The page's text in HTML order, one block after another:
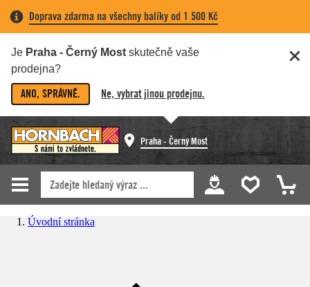
Doprava zdarma na všechny balíky od 1 500 Kč
Je Praha - Černý Most skutečně vaše
prodejna?
ANO, SPRÁVNĚ. Ne, vybrat jinou prodejnu.
Praha - Černý Most
Úvodní stránka